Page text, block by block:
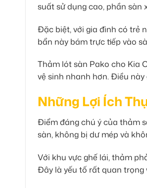
suất sử dụng cao, phần sàn
Đặc biệt, với gia đình có trẻ
bẩn này bám trực tiếp vào
Thảm lót sàn Pako cho Kia
vệ sinh nhanh hơn. Điều
Những Lợi Ích
Điểm đáng chú ý của thảm
sàn, không bị dư mép và
Với khu vực ghế lái, thảm
Đây là yếu tố rất quan trọng